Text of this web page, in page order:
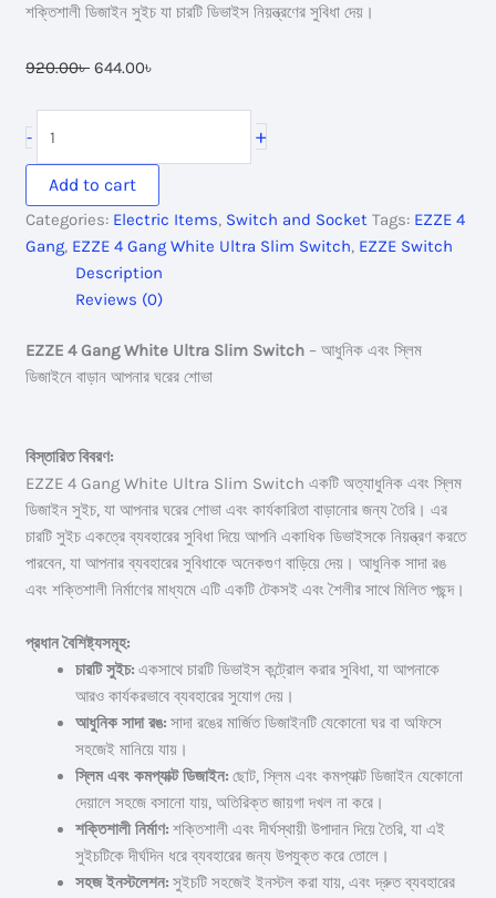
শক্তিশালী ডিজাইন সুইচ যা চারটি ডিভাইস নিয়ন্ত্রণের সুবিধা দেয়।
920.00৳ Original
644.00৳
-
Gang
White
Ultra
Slim
Switch
quantity
+
Add to cart
Categories: Electric Items, Switch and Socket Tags: EZZE 4
Gang, EZZE 4 Gang White Ultra Slim Switch, EZZE Switch
Description
Reviews (0)
EZZE 4 Gang White Ultra Slim Switch – আধুনিক এবং স্লিম
ডিজাইনে বাড়ান আপনার ঘরের শোভা
বিস্তারিত বিবরণ:
EZZE 4 Gang White Ultra Slim Switch একটি অত্যাধুনিক এবং স্লিম
ডিজাইন সুইচ, যা আপনার ঘরের শোভা এবং কার্যকারিতা বাড়ানোর জন্য তৈরি। এর
চারটি সুইচ একত্রে ব্যবহারের সুবিধা দিয়ে আপনি একাধিক ডিভাইসকে নিয়ন্ত্রণ করতে
পারবেন, যা আপনার ব্যবহারের সুবিধাকে অনেকগুণ বাড়িয়ে দেয়। আধুনিক সাদা রঙ
এবং শক্তিশালী নির্মাণের মাধ্যমে এটি একটি টেকসই এবং শৈলীর সাথে মিলিত পছন্দ।
প্রধান বৈশিষ্ট্যসমূহ:
চারটি সুইচ: একসাথে চারটি ডিভাইস কন্ট্রোল করার সুবিধা, যা আপনাকে
আরও কার্যকরভাবে ব্যবহারের সুযোগ দেয়।
আধুনিক সাদা রঙ: সাদা রঙের মার্জিত ডিজাইনটি যেকোনো ঘর বা অফিসে
সহজেই মানিয়ে যায়।
স্লিম এবং কমপ্যাক্ট ডিজাইন: ছোট, স্লিম এবং কমপ্যাক্ট ডিজাইন যেকোনো
দেয়ালে সহজে বসানো যায়, অতিরিক্ত জায়গা দখল না করে।
শক্তিশালী নির্মাণ: শক্তিশালী এবং দীর্ঘস্থায়ী উপাদান দিয়ে তৈরি, যা এই
সুইচটিকে দীর্ঘদিন ধরে ব্যবহারের জন্য উপযুক্ত করে তোলে।
সহজ ইনস্টলেশন: সুইচটি সহজেই ইনস্টল করা যায়, এবং দ্রুত ব্যবহারের